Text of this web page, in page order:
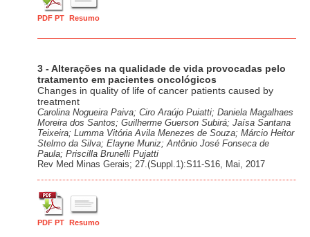
PDF PT Resumo
3 - Alterações na qualidade de vida provocadas pelo
tratamento em pacientes oncológicos
Changes in quality of life of cancer patients caused by
treatment
Carolina Nogueira Paiva; Ciro Araújo Puiatti; Daniela Magalhaes
Moreira dos Santos; Guilherme Guerson Subirá; Jaísa Santana
Teixeira; Lumma Vitória Avila Menezes de Souza; Márcio Heitor
Stelmo da Silva; Elayne Muniz; Antônio José Fonseca de
Paula; Priscilla Brunelli Pujatti
Rev Med Minas Gerais; 27.(Suppl.1):S11-S16, Mai, 2017
PDF PT Resumo